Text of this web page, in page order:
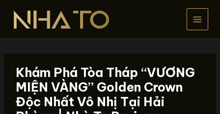
dung
Khám Phá Tòa Tháp “VƯƠNG
MIỆN VÀNG” Golden Crown
Độc Nhất Vô Nhị Tại Hải